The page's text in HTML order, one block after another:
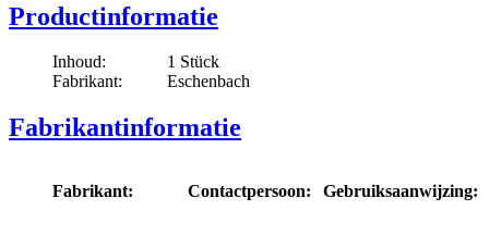
Productinformatie
Inhoud:
1 Stück
Fabrikant:
Eschenbach
Fabrikantinformatie
Fabrikant: Contactpersoon: Gebruiksaanwijzing: